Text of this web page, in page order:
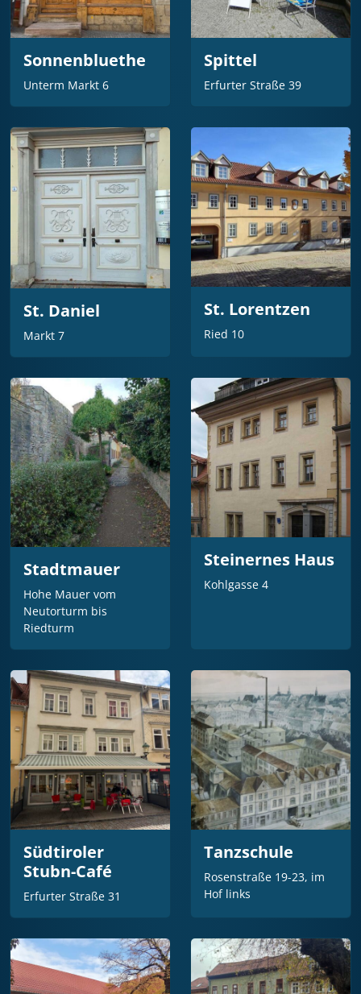
Sonnenbluethe
Unterm Markt 6
Spittel
Erfurter Straße 39
St. Daniel
Markt 7
St. Lorentzen
Ried 10
Stadtmauer
Hohe Mauer vom
Neutorturm bis
Riedturm
Steinernes Haus
Kohlgasse 4
Südtiroler
Stubn-Café
Erfurter Straße 31
Tanzschule
Rosenstraße 19-23, im
Hof links